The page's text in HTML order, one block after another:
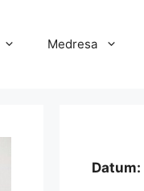
Medresa